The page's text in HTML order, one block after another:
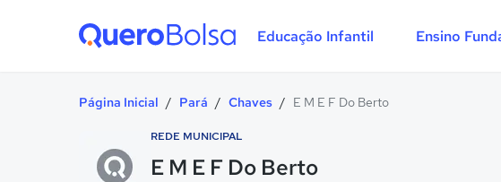
Educação Infantil Ensino
Página Inicial / Pará / Chaves / E M E F Do Berto
REDE MUNICIPAL
E M E F Do Berto